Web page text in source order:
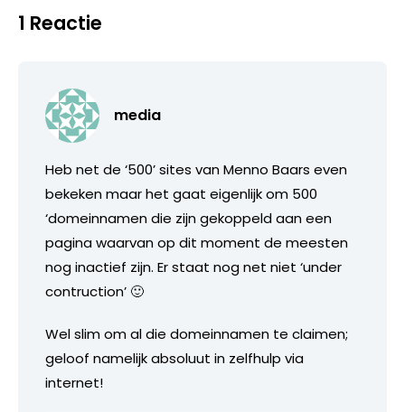
1 Reactie
media
Heb net de ‘500’ sites van Menno Baars even
bekeken maar het gaat eigenlijk om 500
‘domeinnamen die zijn gekoppeld aan een
pagina waarvan op dit moment de meesten
nog inactief zijn. Er staat nog net niet ‘under
contruction’ 🙂
Wel slim om al die domeinnamen te claimen;
geloof namelijk absoluut in zelfhulp via
internet!